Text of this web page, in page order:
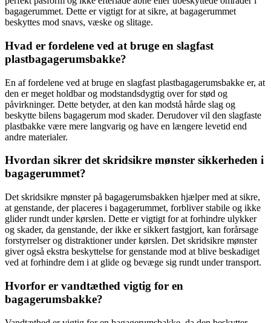
bagagerummet. Dette er vigtigt for at sikre, at bagagerummet
beskyttes mod snavs, væske og slitage.
Hvad er fordelene ved at bruge en slagfast
plastbagagerumsbakke?
En af fordelene ved at bruge en slagfast plastbagagerumsbakke er, at
den er meget holdbar og modstandsdygtig over for stød og
påvirkninger. Dette betyder, at den kan modstå hårde slag og
beskytte bilens bagagerum mod skader. Derudover vil den slagfaste
plastbakke være mere langvarig og have en længere levetid end
andre materialer.
Hvordan sikrer det skridsikre mønster sikkerheden i
bagagerummet?
Det skridsikre mønster på bagagerumsbakken hjælper med at sikre,
at genstande, der placeres i bagagerummet, forbliver stabile og ikke
glider rundt under kørslen. Dette er vigtigt for at forhindre ulykker
og skader, da genstande, der ikke er sikkert fastgjort, kan forårsage
forstyrrelser og distraktioner under kørslen. Det skridsikre mønster
giver også ekstra beskyttelse for genstande mod at blive beskadiget
ved at forhindre dem i at glide og bevæge sig rundt under transport.
Hvorfor er vandtæthed vigtig for en
bagagerumsbakke?